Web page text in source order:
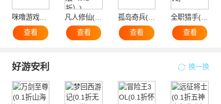
咪噜游戏盒子下载
查看
查看
孤岛奇兵(末日0.1折)
查看
查看
好游安利 换一换